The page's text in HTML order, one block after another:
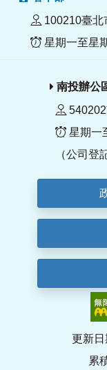
100210臺北
星期一至星
南投辦公
星期一
（公司登
更新
累